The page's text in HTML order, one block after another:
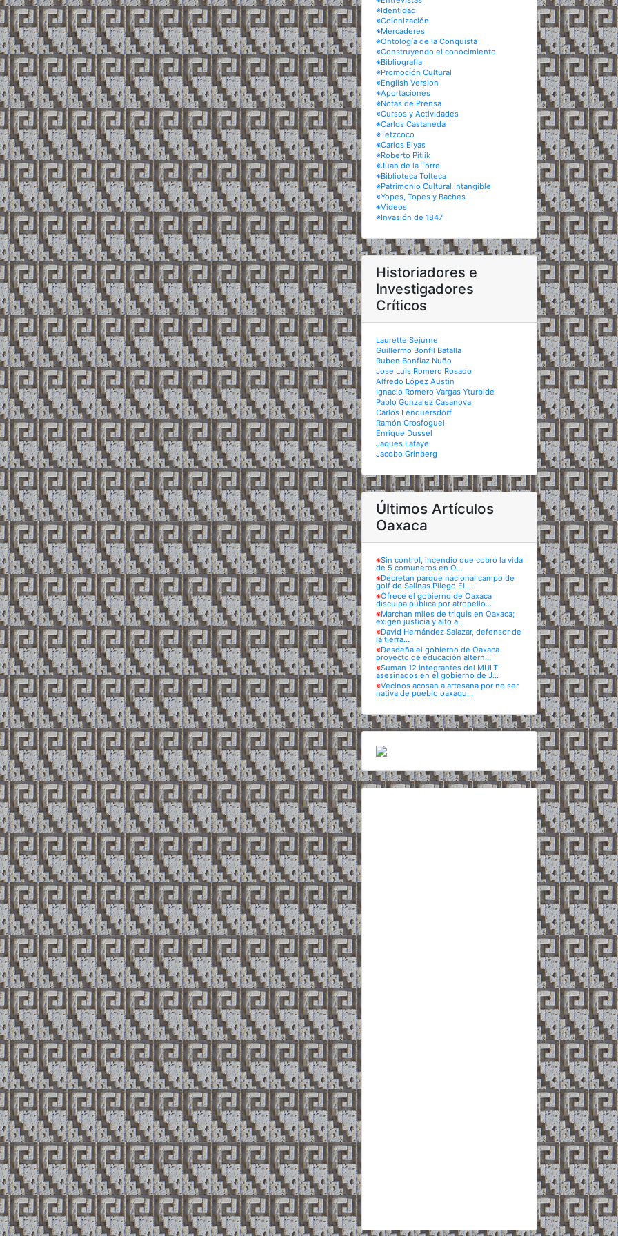
※Identidad
※Colonización
※Mercaderes
※Ontología de la Conquista
※Construyendo el conocimiento
※Bibliografía
※Promoción Cultural
※English Version
※Aportaciones
※Notas de Prensa
※Cursos y Actividades
※Carlos Castaneda
※Tetzcoco
※Carlos Elyas
※Roberto Pitlik
※Juan de la Torre
※Biblioteca Tolteca
※Patrimonio Cultural Intangible
※Yopes, Topes y Baches
※Videos
※Invasión de 1847
Historiadores e
Investigadores
Críticos
Laurette Sejurne
Guillermo Bonfil Batalla
Ruben Bonfiaz Nuño
Jose Luis Romero Rosado
Alfredo López Austin
Ignacio Romero Vargas Yturbide
Pablo Gonzalez Casanova
Carlos Lenquersdorf
Ramón Grosfoguel
Enrique Dussel
Jaques Lafaye
Jacobo Grinberg
Últimos Artículos
Oaxaca
※Sin control, incendio que cobró la vida
de 5 comuneros en O...
※Decretan parque nacional campo de
golf de Salinas Pliego El...
※Ofrece el gobierno de Oaxaca
disculpa pública por atropello...
※Marchan miles de triquis en Oaxaca;
exigen justicia y alto a...
※David Hernández Salazar, defensor de
la tierra...
※Desdeña el gobierno de Oaxaca
proyecto de educación altern...
※Suman 12 integrantes del MULT
asesinados en el gobierno de J...
※Vecinos acosan a artesana por no ser
nativa de pueblo oaxaqu...